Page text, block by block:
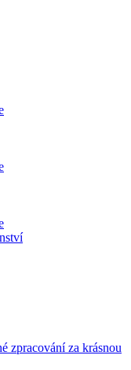
zpracování za krásnou